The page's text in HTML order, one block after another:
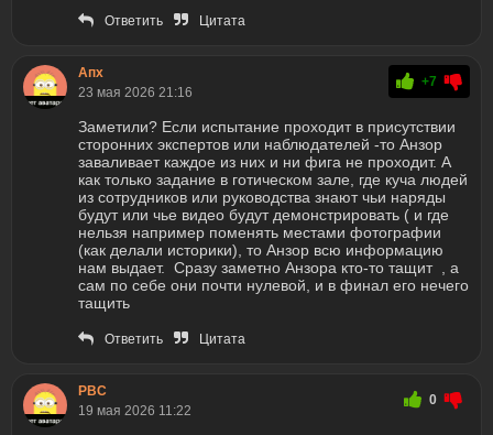
Ответить Цитата
Апх
23 мая 2026 21:16
+7
Заметили? Если испытание проходит в присутствии
сторонних экспертов или наблюдателей -то Анзор
заваливает каждое из них и ни фига не проходит. А
как только задание в готическом зале, где куча людей
из сотрудников или руководства знают чьи наряды
будут или чье видео будут демонстрировать ( и где
нельзя например поменять местами фотографии
(как делали историки), то Анзор всю информацию
нам выдает. Сразу заметно Анзора кто-то тащит , а
сам по себе они почти нулевой, и в финал его нечего
тащить
Ответить Цитата
РВС
19 мая 2026 11:22
0